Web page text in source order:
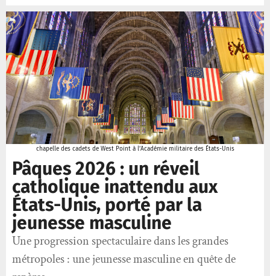
chapelle des cadets de West Point à l’Académie militaire des États-Unis
Pâques 2026 : un réveil
catholique inattendu aux
États-Unis, porté par la
jeunesse masculine
Une progression spectaculaire dans les grandes
métropoles : une jeunesse masculine en quête de